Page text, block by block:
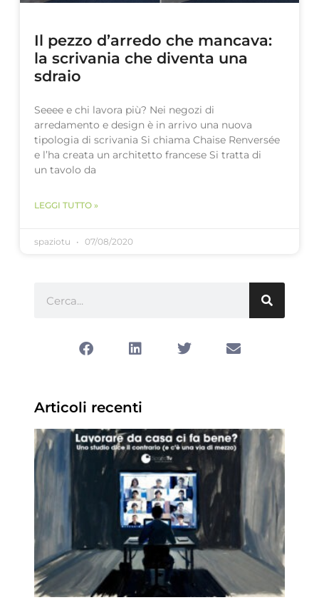
Il pezzo d’arredo che mancava:
la scrivania che diventa una
sdraio
Seeee e chi lavora più? Nei negozi di
arredamento e design è in arrivo una nuova
tipologia di scrivania Si chiama Chaise Renversée
e l’ha creata un architetto francese Si tratta di
un tavolo da
LEGGI TUTTO »
spaziotu 07/08/2020
Articoli recenti